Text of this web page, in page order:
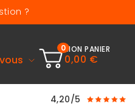
?
0MON PANIER
0,00 €
4,20/5